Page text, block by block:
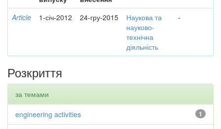
Article 1-січ-2012 24-гру-2015
Наукова та
науково-
технічна
діяльність
-
Розкриття
за темами
1
engineering activities